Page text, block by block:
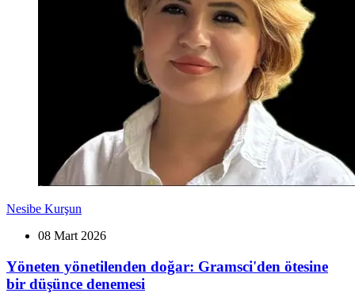
Nesibe Kurşun
08 Mart 2026
Yöneten yönetilenden doğar: Gramsci'den ötesine
bir düşünce denemesi